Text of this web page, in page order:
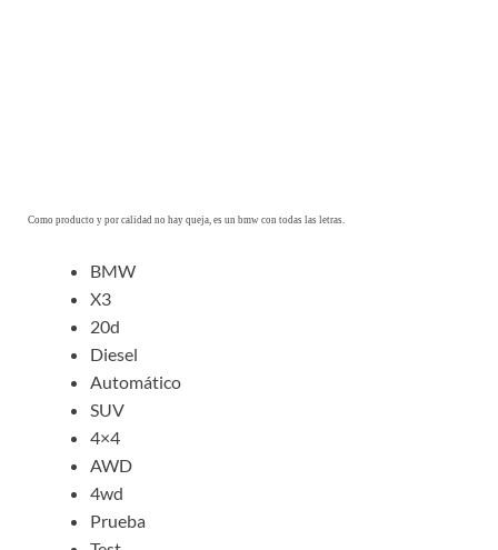
Como producto y por calidad no hay queja, es un bmw con todas las letras.
BMW
X3
20d
Diesel
Automático
SUV
4×4
AWD
4wd
Prueba